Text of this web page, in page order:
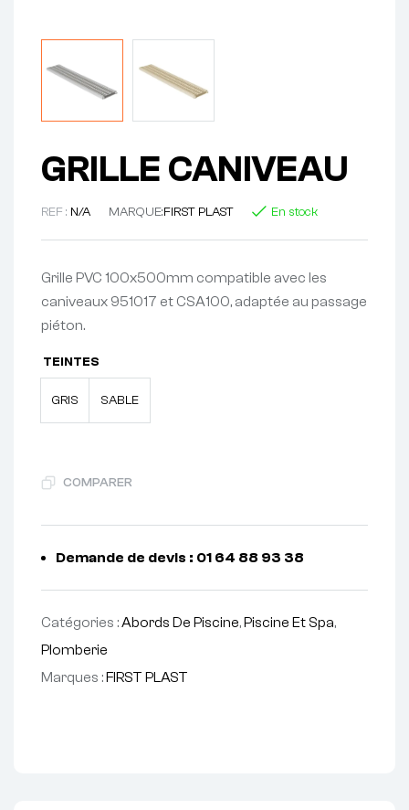
GRILLE CANIVEAU
REF : N/A MARQUE:FIRST PLAST En stock
Grille PVC 100x500mm compatible avec les
caniveaux 951017 et CSA100, adaptée au passage
piéton.
TEINTES
GRIS SABLE
COMPARER
Demande de devis : 01 64 88 93 38
Catégories :Abords De Piscine,Piscine Et Spa,
Plomberie
Marques :FIRST PLAST